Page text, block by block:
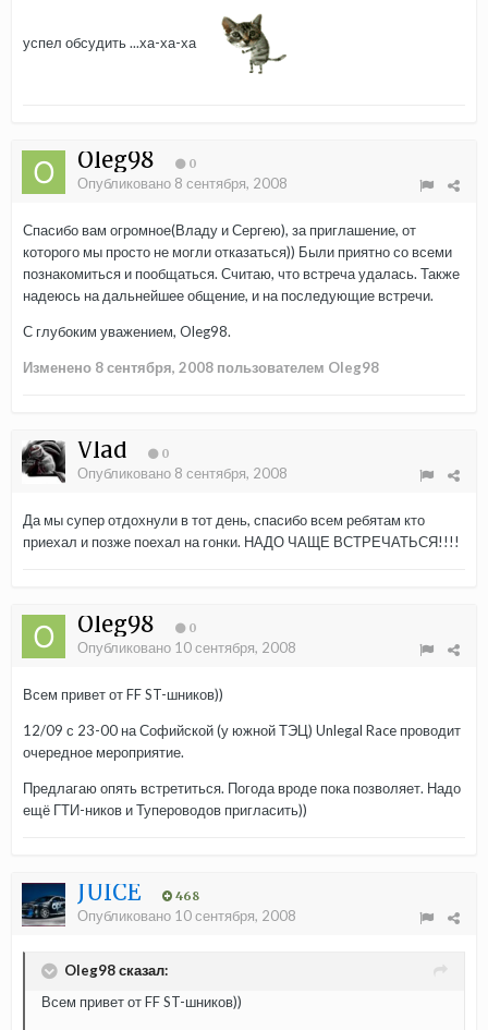
успел обсудить ...ха-ха-ха
Oleg98 0
Опубликовано 8 сентября, 2008
Спасибо вам огромное(Владу и Сергею), за приглашение, от
которого мы просто не могли отказаться)) Были приятно со всеми
познакомиться и пообщаться. Считаю, что встреча удалась. Также
надеюсь на дальнейшее общение, и на последующие встречи.
С глубоким уважением, Oleg98.
Изменено 8 сентября, 2008 пользователем Oleg98
Vlad 0
Опубликовано 8 сентября, 2008
Да мы супер отдохнули в тот день, спасибо всем ребятам кто
приехал и позже поехал на гонки. НАДО ЧАЩЕ ВСТРЕЧАТЬСЯ!!!!
Oleg98 0
Опубликовано 10 сентября, 2008
Всем привет от FF ST-шников))
12/09 с 23-00 на Софийской (у южной ТЭЦ) Unlegal Race проводит
очередное мероприятие.
Предлагаю опять встретиться. Погода вроде пока позволяет. Надо
ещё ГТИ-ников и Тупероводов пригласить))
JUICE 468
Опубликовано 10 сентября, 2008
Oleg98 сказал:
Всем привет от FF ST-шников))